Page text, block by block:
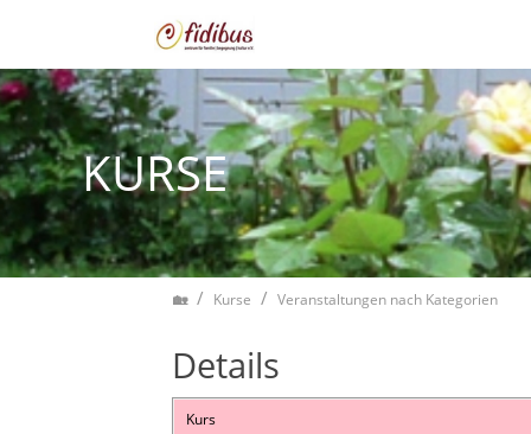
Zum Inhalt springen
KURSE
HomeKurse Veranstaltungen nach Kategorien
Details
Kurs